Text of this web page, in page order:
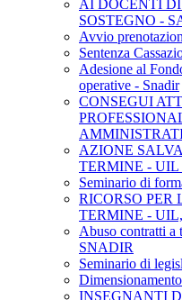
AI DOCENTI
SOSTEGNO -
Avvio
Sentenza
Adesione al
operative - Snadir
CONSEGUI
AZIONE
TERMINE - UIL
Seminario di
RICORSO PER
TERMINE -
Abuso contratti a
SNADIR
Seminario di
INSEGNANTI